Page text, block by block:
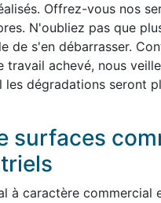
Offrez-vous nos
N'oubliez pas que
de s'en débarrasser.
travail achevé, nous
dégradations seront
surfaces
à caractère commercial